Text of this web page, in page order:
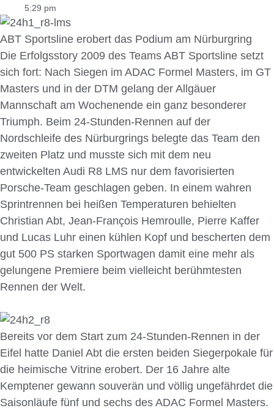
5:29 pm
ABT Sportsline erobert das Podium am Nürburgring
Die Erfolgsstory 2009 des Teams ABT Sportsline setzt
sich fort: Nach Siegen im ADAC Formel Masters, im GT
Masters und in der DTM gelang der Allgäuer
Mannschaft am Wochenende ein ganz besonderer
Triumph. Beim 24-Stunden-Rennen auf der
Nordschleife des Nürburgrings belegte das Team den
zweiten Platz und musste sich mit dem neu
entwickelten Audi R8 LMS nur dem favorisierten
Porsche-Team geschlagen geben. In einem wahren
Sprintrennen bei heißen Temperaturen behielten
Christian Abt, Jean-François Hemroulle, Pierre Kaffer
und Lucas Luhr einen kühlen Kopf und bescherten dem
gut 500 PS starken Sportwagen damit eine mehr als
gelungene Premiere beim vielleicht berühmtesten
Rennen der Welt.
Bereits vor dem Start zum 24-Stunden-Rennen in der
Eifel hatte Daniel Abt die ersten beiden Siegerpokale für
die heimische Vitrine erobert. Der 16 Jahre alte
Kemptener gewann souverän und völlig ungefährdet die
Saisonläufe fünf und sechs des ADAC Formel Masters.